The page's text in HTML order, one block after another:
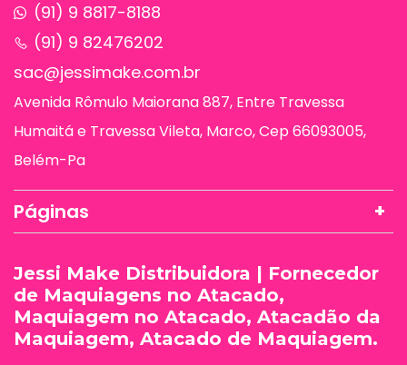
(91) 9 8817-8188
(91) 9 82476202
sac@jessimake.com.br
Avenida Rômulo Maiorana 887, Entre Travessa
Humaitá e Travessa Vileta, Marco, Cep 66093005,
Belém-Pa
Páginas
Jessi Make Distribuidora | Fornecedor
de Maquiagens no Atacado,
Maquiagem no Atacado, Atacadão da
Maquiagem, Atacado de Maquiagem.